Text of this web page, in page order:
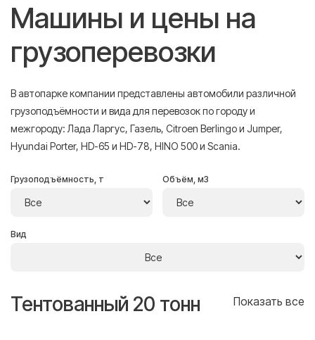
Машины и цены на
грузоперевозки
В автопарке компании представлены автомобили различной
грузоподъёмности и вида для перевозок по городу и
межгороду: Лада Ларгус, Газель, Citroen Berlingo и Jumper,
Hyundai Porter, HD-65 и HD-78, HINO 500 и Scania.
Грузоподъёмность, т Объём, м3
Вид
Тентованный 20 тонн Показать все